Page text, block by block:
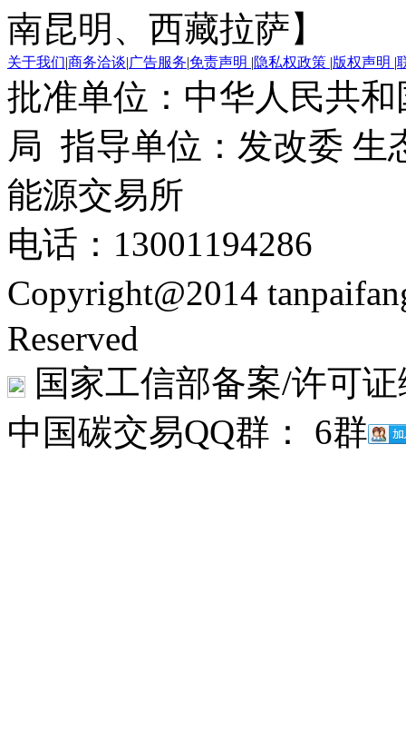
南昆明、西藏拉萨】
关于我们|商务洽谈|广告服务|免责声明 |隐私权政策 |版权声明 |
批准单位：中华人民共
局 指导单位：发改委 生
能源交易所
电话：13001194286
Copyright@2014
Reserved
国家工信部备案/许可
中国碳交易QQ群： 6群